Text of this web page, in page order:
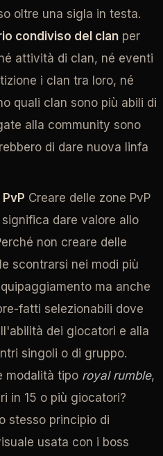
oltre una sigla in testa.
condiviso del clanper
attività di clan, né eventi
i clan tra loro, né
quali clan sono più abili di
alla community sono
di dare nuova linfa
Creare delle zone PvP
dare valore allo
non creare delle
scontrarsi nei modi più
ma anche
fatti selezionabili dove
dei giocatori e alla
singoli o di gruppo.
modalità tipo royal rumble,
in 15 o più giocatori?
stesso principio di
usata con i boss